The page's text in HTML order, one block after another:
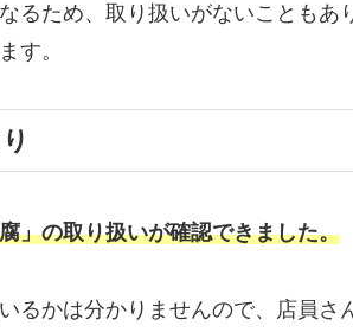
るため、取り扱いがないこともあ
す。
」の取り扱いが確認できました。
るかは分かりませんので、店員さ